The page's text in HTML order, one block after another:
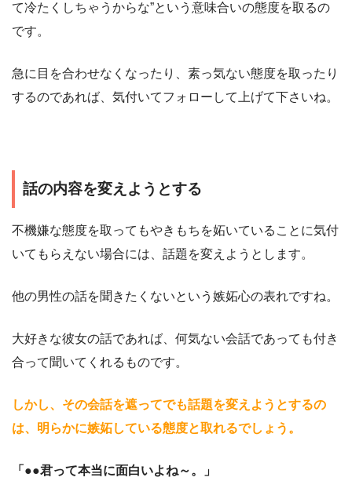
て冷たくしちゃうからな”という意味合いの態度を取るの
です。
急に目を合わせなくなったり、素っ気ない態度を取ったり
するのであれば、気付いてフォローして上げて下さいね。
話の内容を変えようとする
不機嫌な態度を取ってもやきもちを妬いていることに気付
いてもらえない場合には、話題を変えようとします。
他の男性の話を聞きたくないという嫉妬心の表れですね。
大好きな彼女の話であれば、何気ない会話であっても付き
合って聞いてくれるものです。
しかし、その会話を遮ってでも話題を変えようとするの
は、明らかに嫉妬している態度と取れるでしょう。
「●●君って本当に面白いよね～。」